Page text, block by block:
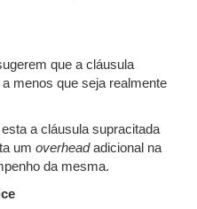
que a cláusula
menos que seja realmente
a cláusula supracitada
um overheadadicional na
da mesma.